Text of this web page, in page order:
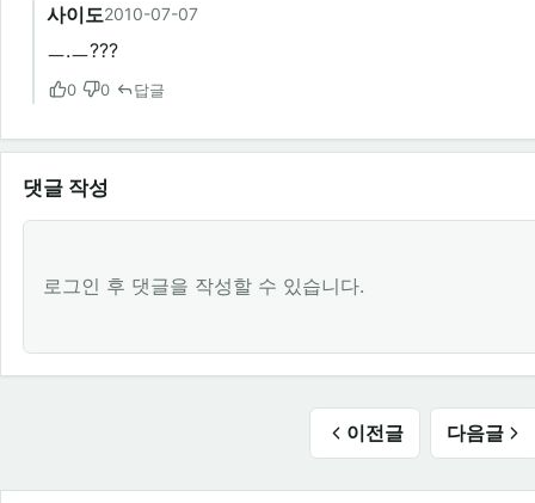
사이도2010-07-07
ㅡ.ㅡ???
0 0 답글
댓글 작성
로그인 후 댓글을 작성할 수 있습니다.
이전글 다음글